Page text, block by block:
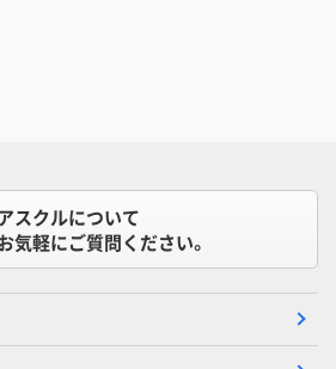
スクルについて
気軽にご質問ください。